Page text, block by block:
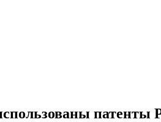
патенты